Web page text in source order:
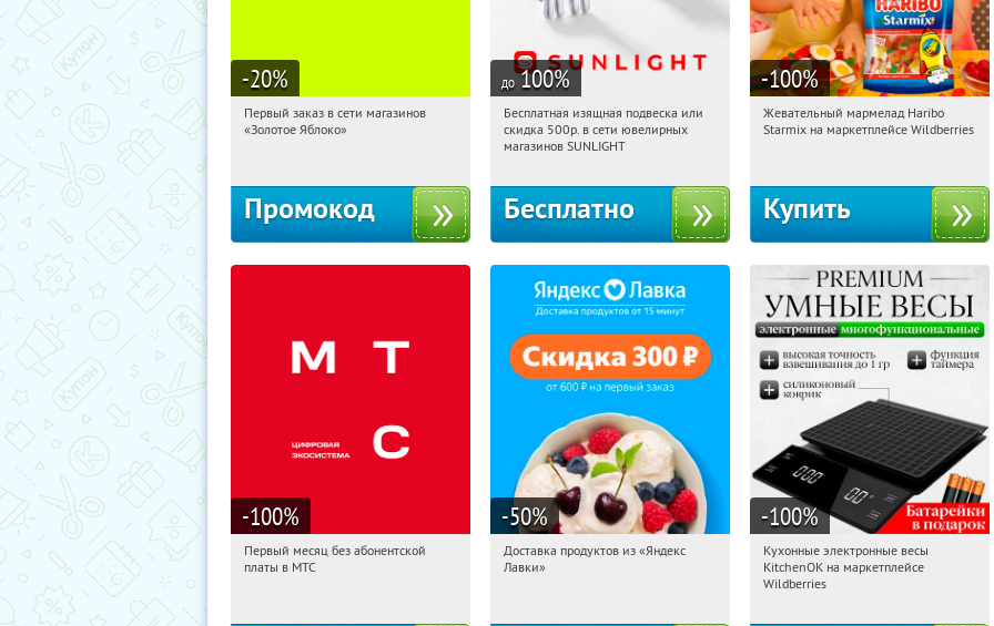
-20%
00:31:24
Получи первым!
Первый заказ в сети магазинов
«Золотое Яблоко»
Промокод
до 100%
00:31:24 Получили:
Россия
Бесплатная изящная подвеска или
скидка 500р. в сети ювелирных
магазинов SUNLIGHT
Бесплатно
-100%
00:31:24 Получили:
Жевательный мармелад Haribo
Starmix на маркетплейсе Wildberries
Купить
-100%
00:31:24
Получи первым!
Первый месяц без абонентской
платы в МТС
-50%
00:31:24 Получили:
Доставка продуктов из «Яндекс
Лавки»
-100%
00:31:24 Получили:
Россия
Кухонные электронные весы
KitchenOK на маркетплейсе
Wildberries